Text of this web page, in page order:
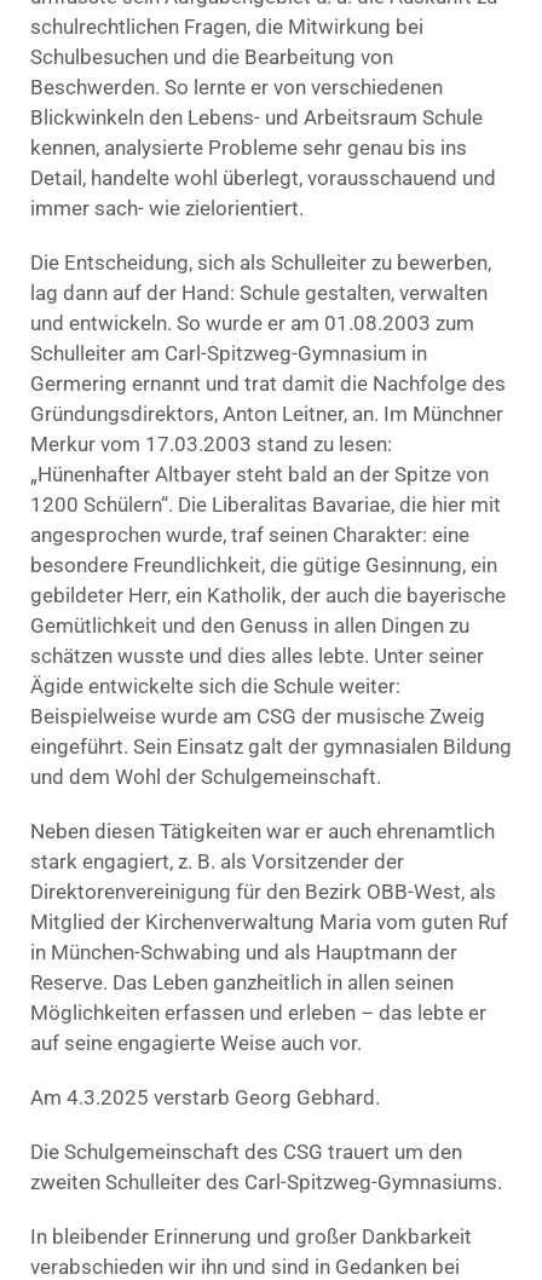
schulrechtlichen Fragen, die Mitwirkung bei
Schulbesuchen und die Bearbeitung von
Beschwerden. So lernte er von verschiedenen
Blickwinkeln den Lebens- und Arbeitsraum Schule
kennen, analysierte Probleme sehr genau bis ins
Detail, handelte wohl überlegt, vorausschauend und
immer sach- wie zielorientiert.
Die Entscheidung, sich als Schulleiter zu bewerben,
lag dann auf der Hand: Schule gestalten, verwalten
und entwickeln. So wurde er am 01.08.2003 zum
Schulleiter am Carl-Spitzweg-Gymnasium in
Germering ernannt und trat damit die Nachfolge des
Gründungsdirektors, Anton Leitner, an. Im Münchner
Merkur vom 17.03.2003 stand zu lesen:
„Hünenhafter Altbayer steht bald an der Spitze von
1200 Schülern“. Die Liberalitas Bavariae, die hier mit
angesprochen wurde, traf seinen Charakter: eine
besondere Freundlichkeit, die gütige Gesinnung, ein
gebildeter Herr, ein Katholik, der auch die bayerische
Gemütlichkeit und den Genuss in allen Dingen zu
schätzen wusste und dies alles lebte. Unter seiner
Ägide entwickelte sich die Schule weiter:
Beispielweise wurde am CSG der musische Zweig
eingeführt. Sein Einsatz galt der gymnasialen Bildung
und dem Wohl der Schulgemeinschaft.
Neben diesen Tätigkeiten war er auch ehrenamtlich
stark engagiert, z. B. als Vorsitzender der
Direktorenvereinigung für den Bezirk OBB-West, als
Mitglied der Kirchenverwaltung Maria vom guten Ruf
in München-Schwabing und als Hauptmann der
Reserve. Das Leben ganzheitlich in allen seinen
Möglichkeiten erfassen und erleben – das lebte er
auf seine engagierte Weise auch vor.
Am 4.3.2025 verstarb Georg Gebhard.
Die Schulgemeinschaft des CSG trauert um den
zweiten Schulleiter des Carl-Spitzweg-Gymnasiums.
In bleibender Erinnerung und großer Dankbarkeit
verabschieden wir ihn und sind in Gedanken bei